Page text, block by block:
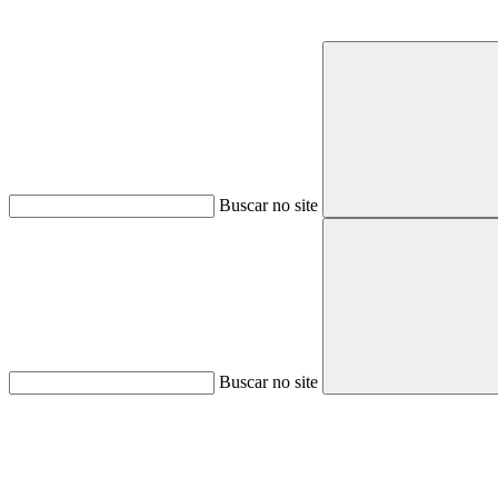
Buscar no site
Buscar no site